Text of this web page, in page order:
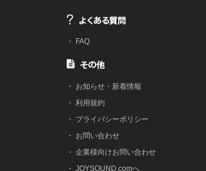
・ FAQ
・
お知らせ・新着情報
・ 利用規約
・
プライバシーポリシー
・
お問い合わせ
・ 企業様向けお問い合わせ
・ JOYSOUND.comへ